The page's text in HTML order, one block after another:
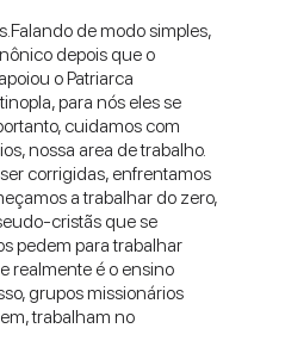
de modo simples,
depois que o
o Patriarca
para nós eles se
cuidamos com
nossa area de trabalho.
corrigidas, enfrentamos
a trabalhar do zero,
cristãs que se
pedem para trabalhar
realmente é o ensino
grupos missionários
trabalham no